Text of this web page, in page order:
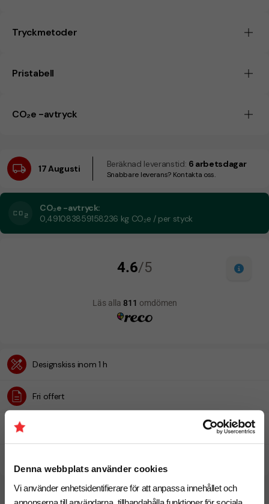
Denna webbplats använder cookies
Vi använder enhetsidentifierare för att anpassa innehållet och
Tryckmetoder
Pristabell
CO₂e -avtryck
17 Augusti Beräknad leveranstid: 6 arbetsdagar
Snabbare leverans? Kontakta oss.
CO₂e -avtryck:
0,491083859158236 kg CO₂e / per styck
Designskiss inom 1 h
Fri offert